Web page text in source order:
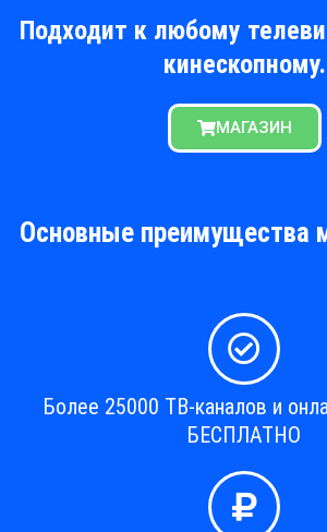
Подходит к любому
кинескопному.
МАГАЗИН
Основные преимущества
Более 25000 ТВ-каналов и
БЕСПЛАТНО